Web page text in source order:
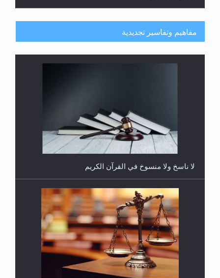
هل يُحسب حول الزكاة وفق السنة الميلادية أو الهجرية؟
هل يجوز فتح مشروع كوافير نسائي للمحجبات وغير
المحجبات؟
مفاهيم وتفاسير تجديدية
لا ناسخ ولا منسوخ في القرآن الكريم